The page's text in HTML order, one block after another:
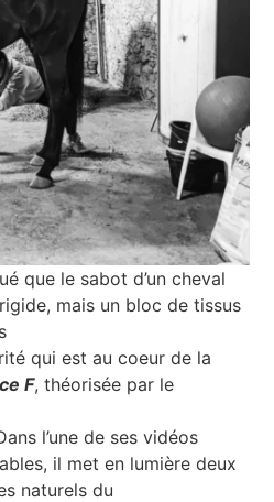
que le sabot d’un cheval
mais un bloc de tissus
qui est au coeur de la
F, théorisée par le
l’une de ses vidéos
il met en lumière deux
naturels du